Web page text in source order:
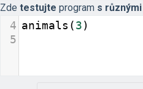
Zde testujte program s
4 animals (3)
5